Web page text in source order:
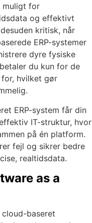
muligt for
og effektivt
kritisk, når
ERP-systemer
dyre fysiske
du kun for de
hvilket gør
ERP-system får din
IT-struktur, hvor
på én platform.
fejl og sikrer bedre
realtidsdata.
as a
cloud-baseret